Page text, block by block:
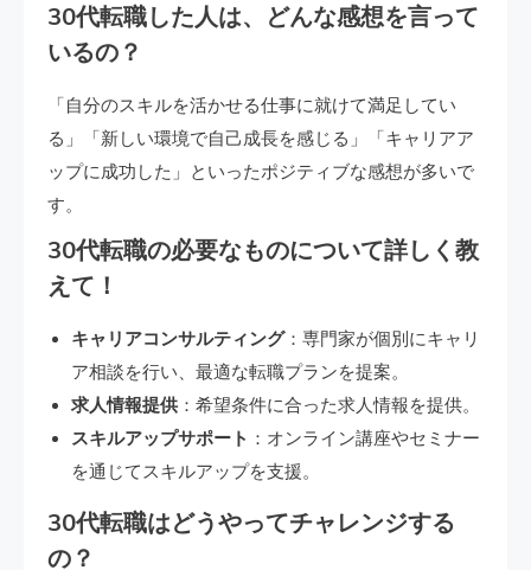
30代転職した人は、どんな感想を言って
いるの？
「自分のスキルを活かせる仕事に就けて満足してい
る」「新しい環境で自己成長を感じる」「キャリアア
ップに成功した」といったポジティブな感想が多いで
す。
30代転職の必要なものについて詳しく教
えて！
キャリアコンサルティング：専門家が個別にキャリ
ア相談を行い、最適な転職プランを提案。
求人情報提供 ：希望条件に合った求人情報を提供。
スキルアップサポート ：オンライン講座やセミナー
を通じてスキルアップを支援。
30代転職はどうやってチャレンジする
の？